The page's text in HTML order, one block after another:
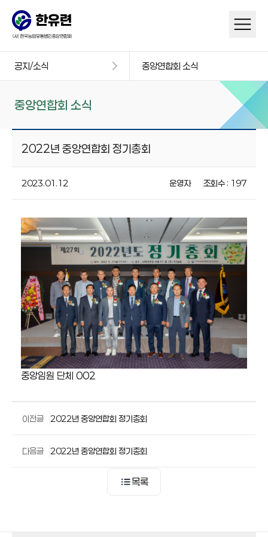
공지/소식 중앙연합회 소식
중앙연합회 소식
2022년 중앙연합회 정기총회
2023.01.12 운영자 조회수 : 197
중앙임원 단체 002
이전글 2022년 중앙연합회 정기총회
다음글 2022년 중앙연합회 정기총회
목록